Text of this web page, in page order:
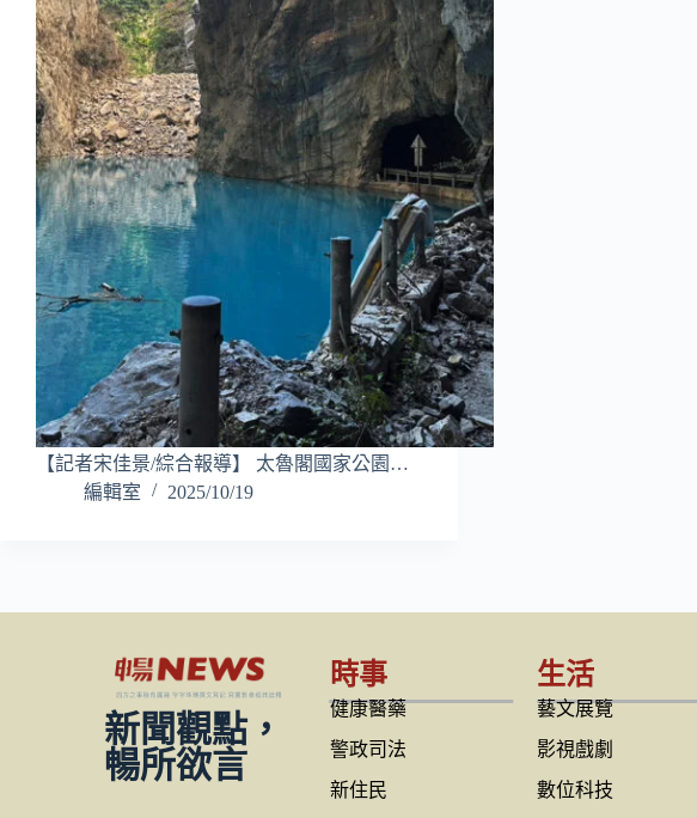
【記者宋佳景/綜合報導】 太魯閣國家公園…
編輯室
2025/10/19
新聞觀點，
暢所欲言
時事
健康醫藥
警政司法
新住民
生活
藝文展覽
影視戲劇
數位科技